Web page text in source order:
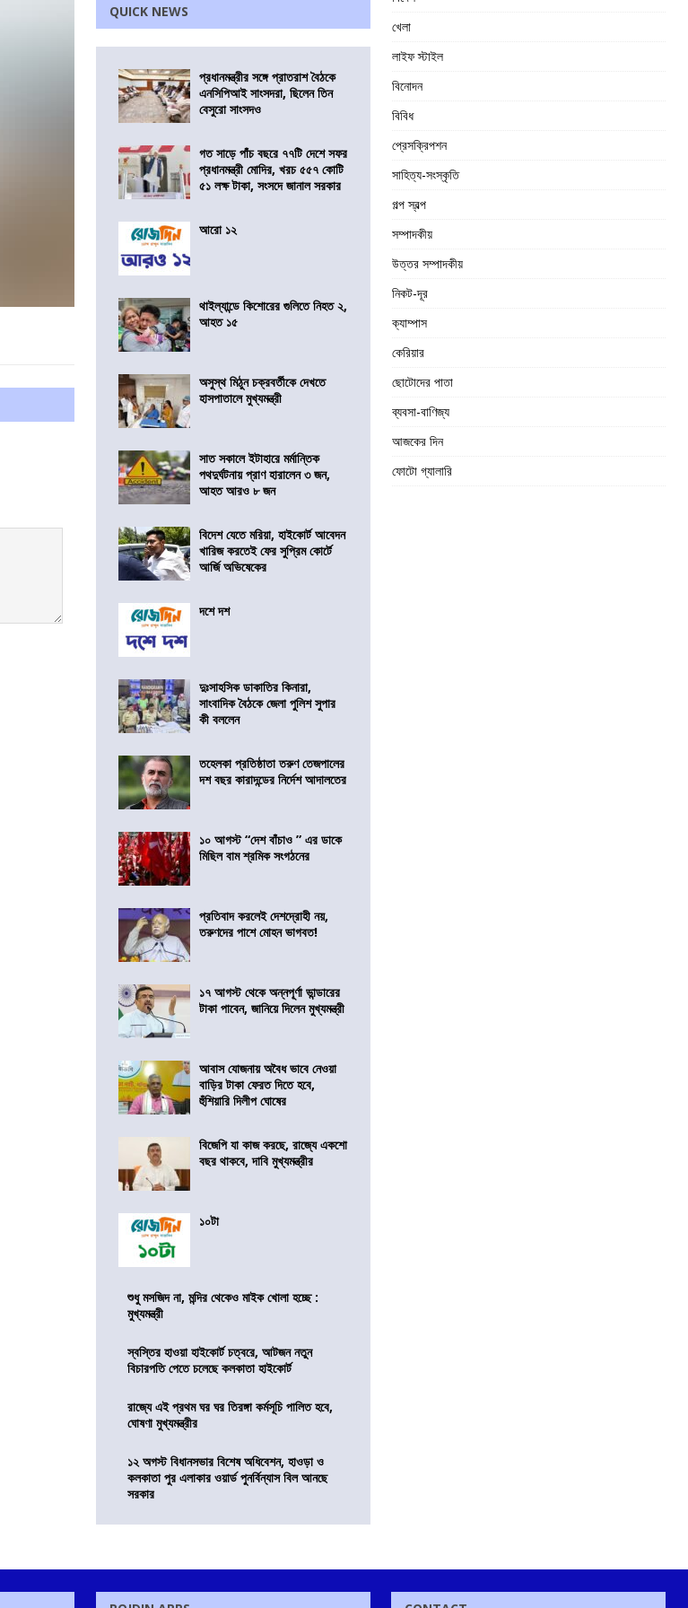
QUICK NEWS
প্রধানমন্ত্রীর সঙ্গে প্রাতরাশ বৈঠকে
এনসিপিআই সাংসদরা, ছিলেন তিন
বেসুরো সাংসদও
গত সাড়ে পাঁচ বছরে ৭৭টি দেশে সফর
প্রধানমন্ত্রী মোদির, খরচ ৫৫৭ কোটি
৫১ লক্ষ টাকা, সংসদে জানাল সরকার
আরো ১২
থাইল্যান্ডে কিশোরের গুলিতে নিহত ২,
আহত ১৫
অসুস্থ মিঠুন চক্রবর্তীকে দেখতে
হাসপাতালে মুখ্যমন্ত্রী
সাত সকালে ইটাহারে মর্মান্তিক
পথদুর্ঘটনায় প্রাণ হারালেন ৩ জন,
আহত আরও ৮ জন
বিদেশ যেতে মরিয়া, হাইকোর্ট আবেদন
খারিজ করতেই ফের সুপ্রিম কোর্টে
আর্জি অভিষেকের
দশে দশ
দুঃসাহসিক ডাকাতির কিনারা,
সাংবাদিক বৈঠকে জেলা পুলিশ সুপার
কী বললেন
তহেলকা প্রতিষ্ঠাতা তরুণ তেজপালের
দশ বছর কারাদন্ডের নির্দেশ আদালতের
১০ আগস্ট “দেশ বাঁচাও ” এর ডাকে
মিছিল বাম শ্রমিক সংগঠনের
প্রতিবাদ করলেই দেশদ্রোহী নয়,
তরুণদের পাশে মোহন ভাগবত!
১৭ আগস্ট থেকে অন্নপূর্ণা ভান্ডারের
টাকা পাবেন, জানিয়ে দিলেন মুখ্যমন্ত্রী
আবাস যোজনায় অবৈধ ভাবে নেওয়া
বাড়ির টাকা ফেরত দিতে হবে,
হুঁশিয়ারি দিলীপ ঘোষের
বিজেপি যা কাজ করছে, রাজ্যে একশো
বছর থাকবে, দাবি মুখ্যমন্ত্রীর
১০টা
শুধু মসজিদ না, মন্দির থেকেও মাইক খোলা হচ্ছে :
মুখ্যমন্ত্রী
স্বস্তির হাওয়া হাইকোর্ট চত্বরে, আটজন নতুন
বিচারপতি পেতে চলেছে কলকাতা হাইকোর্ট
রাজ্যে এই প্রথম ঘর ঘর তিরঙ্গা কর্মসূচি পালিত হবে,
ঘোষণা মুখ্যমন্ত্রীর
১২ অগস্ট বিধানসভার বিশেষ অধিবেশন, হাওড়া ও
কলকাতা পুর এলাকার ওয়ার্ড পুনর্বিন্যাস বিল আনছে
সরকার
খেলা
লাইফ স্টাইল
বিনোদন
বিবিধ
প্রেসক্রিপশন
সাহিত্য-সংস্কৃতি
গল্প স্বল্প
সম্পাদকীয়
উত্তর সম্পাদকীয়
নিকট-দূর
ক্যাম্পাস
কেরিয়ার
ছোটোদের পাতা
ব্যবসা-বাণিজ্য
আজকের দিন
ফোটো গ্যালারি